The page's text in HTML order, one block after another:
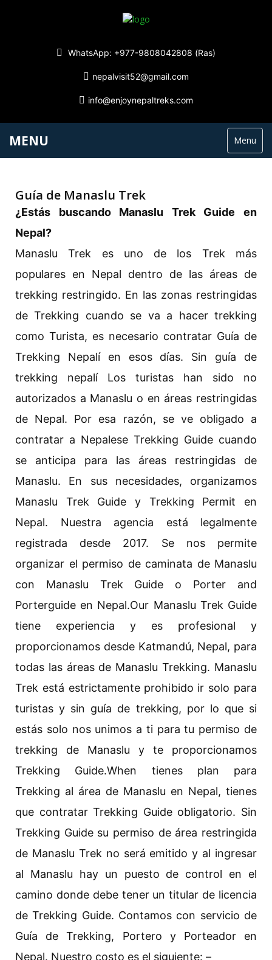
WhatsApp: +977-9808042808 (Ras)
nepalvisit52@gmail.com
info@enjoynepaltreks.com
MENU Menu
Guía de Manaslu Trek
¿Estás buscando Manaslu Trek Guide en
Nepal?
Manaslu Trek es uno de los Trek más
populares en Nepal dentro de las áreas de
trekking restringido. En las zonas restringidas
de Trekking cuando se va a hacer trekking
como Turista, es necesario contratar Guía de
Trekking Nepalí en esos días. Sin guía de
trekking nepalí Los turistas han sido no
autorizados a Manaslu o en áreas restringidas
de Nepal. Por esa razón, se ve obligado a
contratar a Nepalese Trekking Guide cuando
se anticipa para las áreas restringidas de
Manaslu. En sus necesidades, organizamos
Manaslu Trek Guide y Trekking Permit en
Nepal. Nuestra agencia está legalmente
registrada desde 2017. Se nos permite
organizar el permiso de caminata de Manaslu
con Manaslu Trek Guide o Porter and
Porterguide en Nepal.Our Manaslu Trek Guide
tiene experiencia y es profesional y
proporcionamos desde Katmandú, Nepal, para
todas las áreas de Manaslu Trekking. Manaslu
Trek está estrictamente prohibido ir solo para
turistas y sin guía de trekking, por lo que si
estás solo nos unimos a ti para tu permiso de
trekking de Manaslu y te proporcionamos
Trekking Guide.When tienes plan para
Trekking al área de Manaslu en Nepal, tienes
que contratar Trekking Guide obligatorio. Sin
Trekking Guide su permiso de área restringida
de Manaslu Trek no será emitido y al ingresar
al Manaslu hay un puesto de control en el
camino donde debe tener un titular de licencia
de Trekking Guide. Contamos con servicio de
Guía de Trekking, Portero y Porteador en
Nepal. Nuestro costo es el siguiente: –